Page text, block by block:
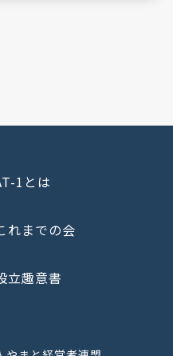
1とは
れまでの会
立趣意書